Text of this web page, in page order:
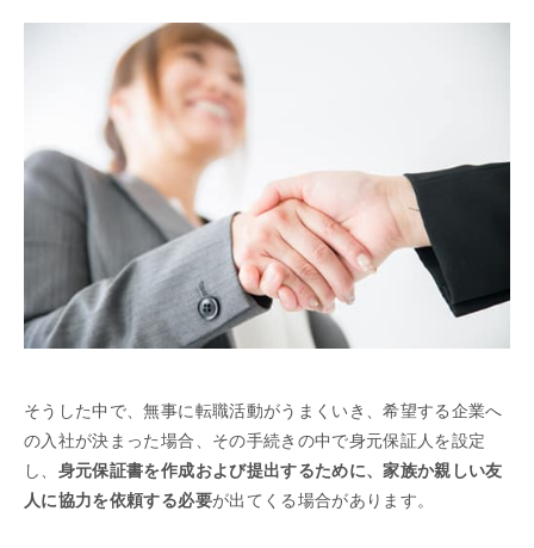
そうした中で、無事に転職活動がうまくいき、希望する企業へ
の入社が決まった場合、その手続きの中で身元保証人を設定
し、 身元保証書を作成および提出するために、家族か親しい友
人に協力を依頼する必要が出てくる場合があります。